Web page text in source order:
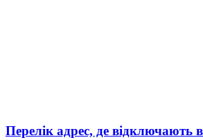
Перелік адрес, де відключають